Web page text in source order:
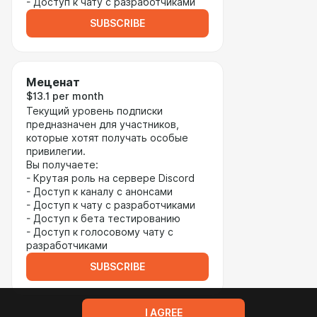
SUBSCRIBE
Меценат
$13.1 per month
Текущий уровень подписки
предназначен для участников,
которые хотят получать особые
привилегии.
Вы получаете:
- Крутая роль на сервере Discord
- Доступ к каналу с анонсами
- Доступ к чату с разработчиками
- Доступ к бета тестированию
- Доступ к голосовому чату с
разработчиками
SUBSCRIBE
I AGREE